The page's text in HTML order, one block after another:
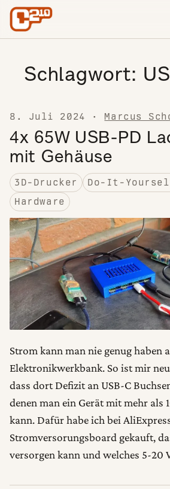
Skip to content
Schlagwort:
8. Juli 2024 · Marcus
4x 65W USB-PD
mit Gehäuse
3D-Drucker Do-It-
Hardware
Strom kann man nie genug haben
Elektronikwerkbank. So ist mir
dass dort Defizit an USB-C
denen man ein Gerät mit mehr als
kann. Dafür habe ich bei
Stromversorungsboard gekauft,
versorgen kann und welches 5-20